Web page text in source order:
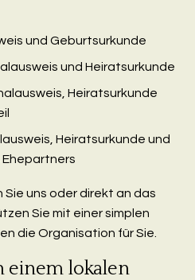
und Geburtsurkunde
und Heiratsurkunde
Heiratsurkunde
Heiratsurkunde und
uns oder direkt an das
Sie mit einer simplen
die Organisation für Sie.
einem lokalen